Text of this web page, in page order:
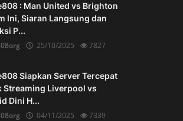
: Man United vs Brighton
Ini, Siaran Langsung dan
P...
25/10/2025 7827
Siapkan Server Tercepat
Streaming Liverpool vs
Dini H...
04/11/2025 7339